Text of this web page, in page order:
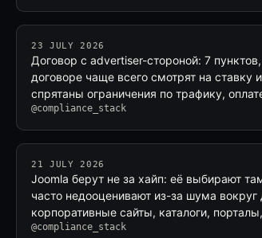
23 JULY 2026
Договор с advertiser-стороной: 7
договоре чаще всего смотрят на ставку
спрятаны ограничения по трафику,
@compliance_stack
21 JULY 2026
Joomla берут не за хайп: её выбирают
часто недооценивают из-за шума
корпоративные сайты, каталоги,
@compliance_stack